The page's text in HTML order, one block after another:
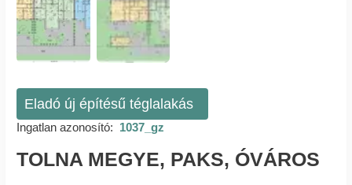
Eladó új építésű téglalakás
Ingatlan azonosító: 1037_gz
TOLNA MEGYE, PAKS, ÓVÁROS